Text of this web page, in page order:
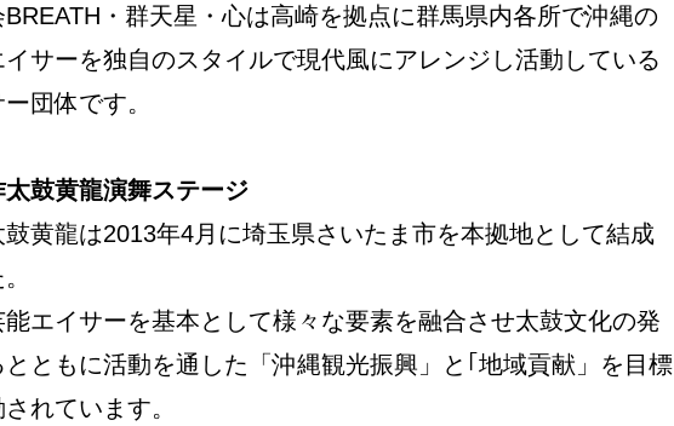
・群天星・心は高崎を拠点に群馬県内各所で沖縄の
サーを独自のスタイルで現代風にアレンジし活動している
団体です。
太鼓黄龍演舞ステージ
黄龍は2013年4月に埼玉県さいたま市を本拠地として結成
エイサーを基本として様々な要素を融合させ太鼓文化の発
とともに活動を通した「沖縄観光振興」と｢地域貢献」を目標
れています。